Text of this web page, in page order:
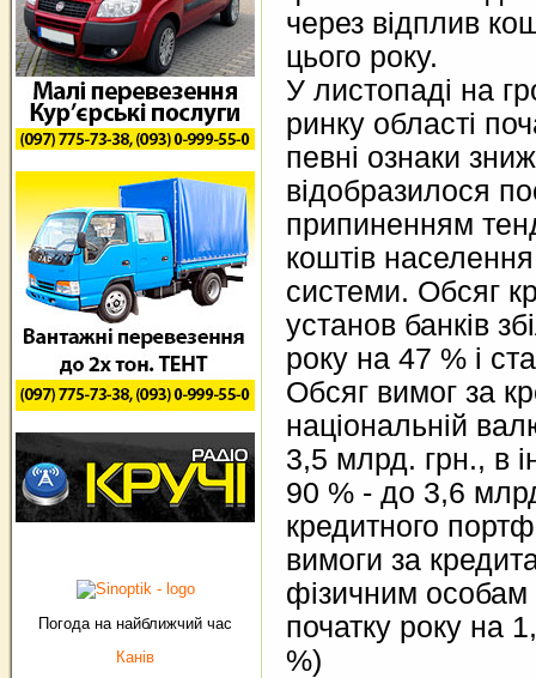
Погода на найближчий час
Канів
через відплив
цього року.
У листопаді на
ринку області
певні ознаки
відобразилося
припиненням
коштів населення
системи. Обсяг
установ банків
року на 47 % і
Обсяг вимог за
національній
3,5 млрд. грн., в
90 % - до 3,6
кредитного
вимоги за
фізичним особам
початку року на
%)